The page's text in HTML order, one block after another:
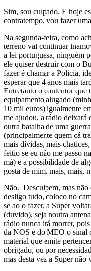
Sim, sou culpado. E hoje
contratempo, vou fazer
Na segunda-feira, como
terreno vai continuar
a lei portuguesa, ninguém
ele quiser destruir com o
fazer é chamar a Policia,
esperar que 4 anos mais
Entretanto o contentor que
equipamento alugado
10 mil euros) igualmente
me ajudou, a rádio deixará
outra batalha de uma
(principalmente quem cá
mais dívidas, mais
feitio se eu não me passo
má) e a possibilidade de
gosta de mim, mais, mais,
Não. Desculpem, mas não
desligo tudo, coloco no
se ao o fazer, a Super
(duvido), seja noutra
rádio nunca irá morrer,
da NOS e do MEO o sinal
material que emite
obrigado, ou por
mas desta vez a Super não